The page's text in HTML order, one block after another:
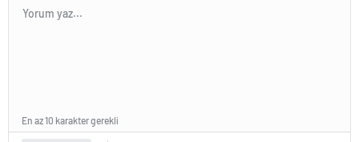
En az 10 karakter gerekli